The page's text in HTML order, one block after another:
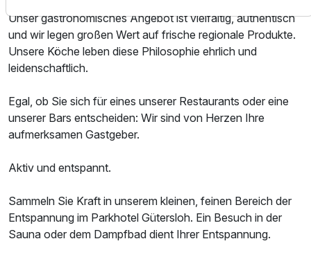
Für 4 Tage p.P. ab405,00 €
Doppelzimmer Standard Klassik
Unser gastronomisches Angebot ist vielfältig, authentisch
und wir legen großen Wert auf frische regionale Produkte.
Unsere Köche leben diese Philosophie ehrlich und
leidenschaftlich.
Egal, ob Sie sich für eines unserer Restaurants oder eine
unserer Bars entscheiden: Wir sind von Herzen Ihre
aufmerksamen Gastgeber.
Aktiv und entspannt.
Sammeln Sie Kraft in unserem kleinen, feinen Bereich der
Entspannung im Parkhotel Gütersloh. Ein Besuch in der
Sauna oder dem Dampfbad dient Ihrer Entspannung.